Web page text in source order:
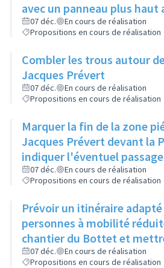
avec un panneau plus haut
fauteuil sur toutes les faces
07 déc.
En cours de réalisation
Propositions en cours de réalisation
Combler les trous autour
Jacques Prévert
07 déc.
En cours de réalisation
Propositions en cours de réalisation
Marquer la fin de la zone
Jacques Prévert devant la
indiquer l'éventuel
rajouter un passage piéton
07 déc.
En cours de réalisation
Propositions en cours de réalisation
Prévoir un itinéraire
personnes à mobilité
chantier du Bottet et
sur l'ensemble des
07 déc.
En cours de réalisation
Propositions en cours de réalisation